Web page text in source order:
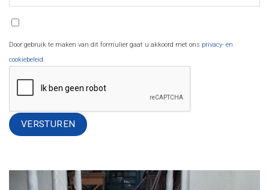
Door gebruik te maken van dit formulier gaat u akkoord met ons privacy- en
cookiebeleid.